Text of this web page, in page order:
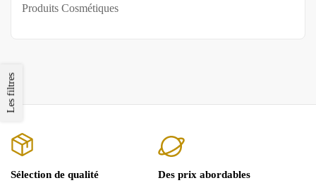
Produits Cosmétiques
Les filtres
Sélection de qualité Des prix abordables